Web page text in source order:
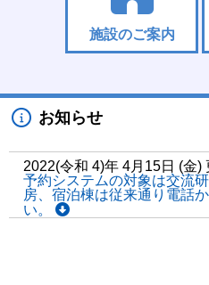
施設のご案内
お知らせ
2022(令和 4)年 4月15日 (金)
予約システムの対象は交流
房、宿泊棟は従来通り電話
い。